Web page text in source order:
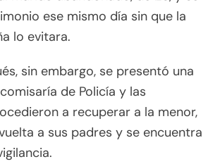
ese mismo día sin que la
lo evitara.
sin embargo, se presentó una
de Policía y las
a recuperar a la menor,
a sus padres y se encuentra